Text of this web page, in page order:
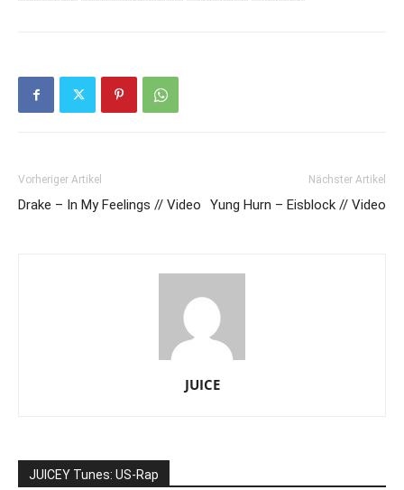
Vorheriger Artikel
Drake – In My Feelings // Video
Nächster Artikel
Yung Hurn – Eisblock // Video
JUICE
JUICEY Tunes: US-Rap